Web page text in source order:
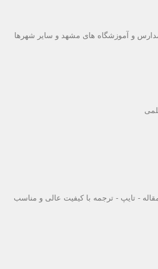
و آموزشگاه های مشهد و سایر شهرها
- تایپ - ترجمه با کیفیت عالی و مناسب